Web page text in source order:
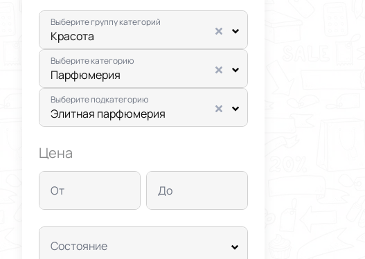
Выберите группу категорий
Красота
Выберите категорию
Парфюмерия
Выберите подкатегорию
Элитная парфюмерия
Цена
От До
Состояние